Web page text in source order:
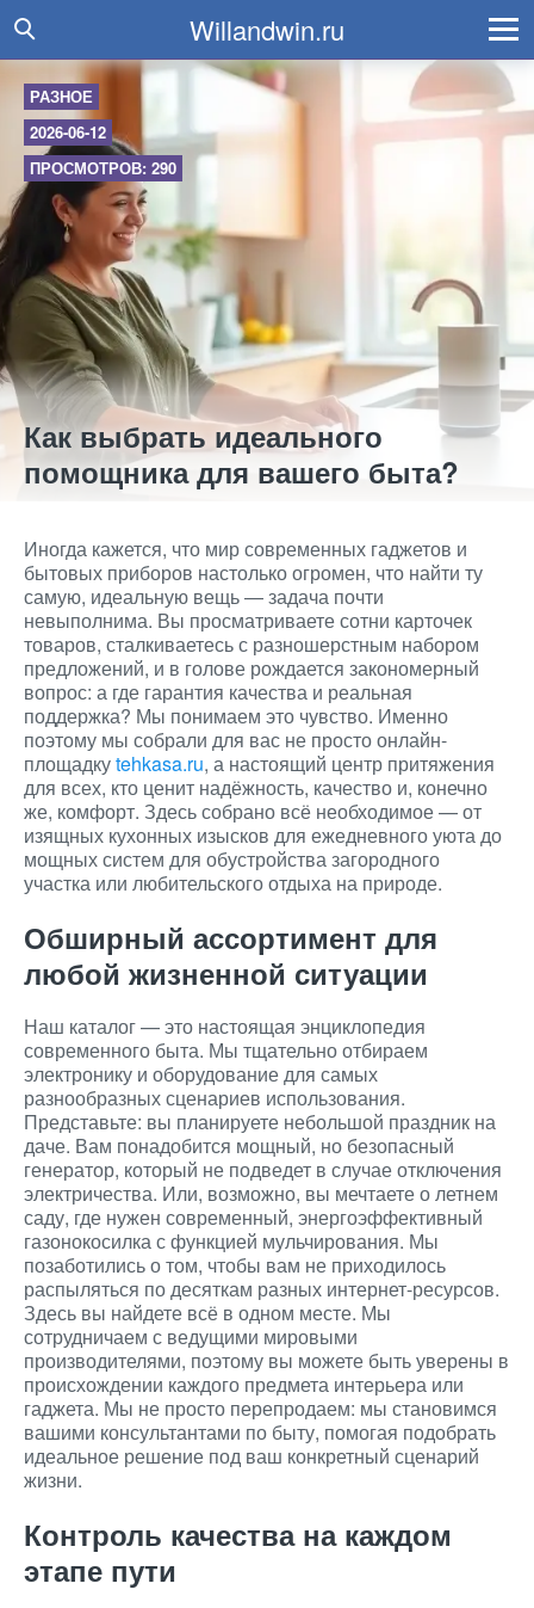
Willandwin.ru
РАЗНОЕ
2026-06-12
ПРОСМОТРОВ: 290
Как выбрать идеального
помощника для вашего быта?
Иногда кажется, что мир современных гаджетов и
бытовых приборов настолько огромен, что найти ту
самую, идеальную вещь — задача почти
невыполнима. Вы просматриваете сотни карточек
товаров, сталкиваетесь с разношерстным набором
предложений, и в голове рождается закономерный
вопрос: а где гарантия качества и реальная
поддержка? Мы понимаем это чувство. Именно
поэтому мы собрали для вас не просто онлайн-
площадкуtehkasa.ru, а настоящий центр притяжения
для всех, кто ценит надёжность, качество и, конечно
же, комфорт. Здесь собрано всё необходимое — от
изящных кухонных изысков для ежедневного уюта до
мощных систем для обустройства загородного
участка или любительского отдыха на природе.
Обширный ассортимент для
любой жизненной ситуации
Наш каталог — это настоящая энциклопедия
современного быта. Мы тщательно отбираем
электронику и оборудование для самых
разнообразных сценариев использования.
Представьте: вы планируете небольшой праздник на
даче. Вам понадобится мощный, но безопасный
генератор, который не подведет в случае отключения
электричества. Или, возможно, вы мечтаете о летнем
саду, где нужен современный, энергоэффективный
газонокосилка с функцией мульчирования. Мы
позаботились о том, чтобы вам не приходилось
распыляться по десяткам разных интернет-ресурсов.
Здесь вы найдете всё в одном месте. Мы
сотрудничаем с ведущими мировыми
производителями, поэтому вы можете быть уверены в
происхождении каждого предмета интерьера или
гаджета. Мы не просто перепродаем: мы становимся
вашими консультантами по быту, помогая подобрать
идеальное решение под ваш конкретный сценарий
жизни.
Контроль качества на каждом
этапе пути